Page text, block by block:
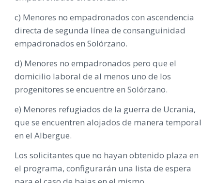
c) Menores no empadronados con ascendencia
directa de segunda línea de consanguinidad
empadronados en Solórzano.
d) Menores no empadronados pero que el
domicilio laboral de al menos uno de los
progenitores se encuentre en Solórzano.
e) Menores refugiados de la guerra de Ucrania,
que se encuentren alojados de manera temporal
en el Albergue.
Los solicitantes que no hayan obtenido plaza en
el programa, configurarán una lista de espera